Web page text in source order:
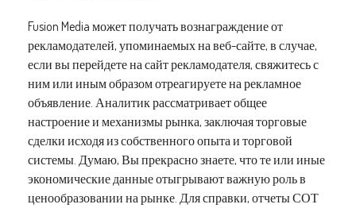
Fusion Media может получать вознаграждение от
рекламодателей, упоминаемых на веб-сайте, в случае,
если вы перейдете на сайт рекламодателя, свяжитесь с
ним или иным образом отреагируете на рекламное
объявление. Аналитик рассматривает общее
настроение и механизмы рынка, заключая торговые
сделки исходя из собственного опыта и торговой
системы. Думаю, Вы прекрасно знаете, что те или иные
экономические данные отыгрывают важную роль в
ценообразовании на рынке. Для справки, отчеты СОТ